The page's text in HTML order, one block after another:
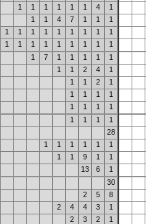
1
1 1 1 1 1 4
1
1
1 4 7 1 1
1
1
1 1 1 1 1 1 1
1
1
1 1 1 1 1 1 1
1
1
7 1 1 1 1
1
1
1 2 4
1
1
1 2
1
1
1 1
1
1
1 1
1
1
1 1
1
28
1
1 1 1 1
1
1
1 9 1
1
13
6
1
30
2
5
8
2
4 4 3
1
2
3 2
1